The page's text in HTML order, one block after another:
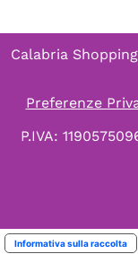
Calabria
Preferenze
P.IVA:
Informativa sulla raccolta